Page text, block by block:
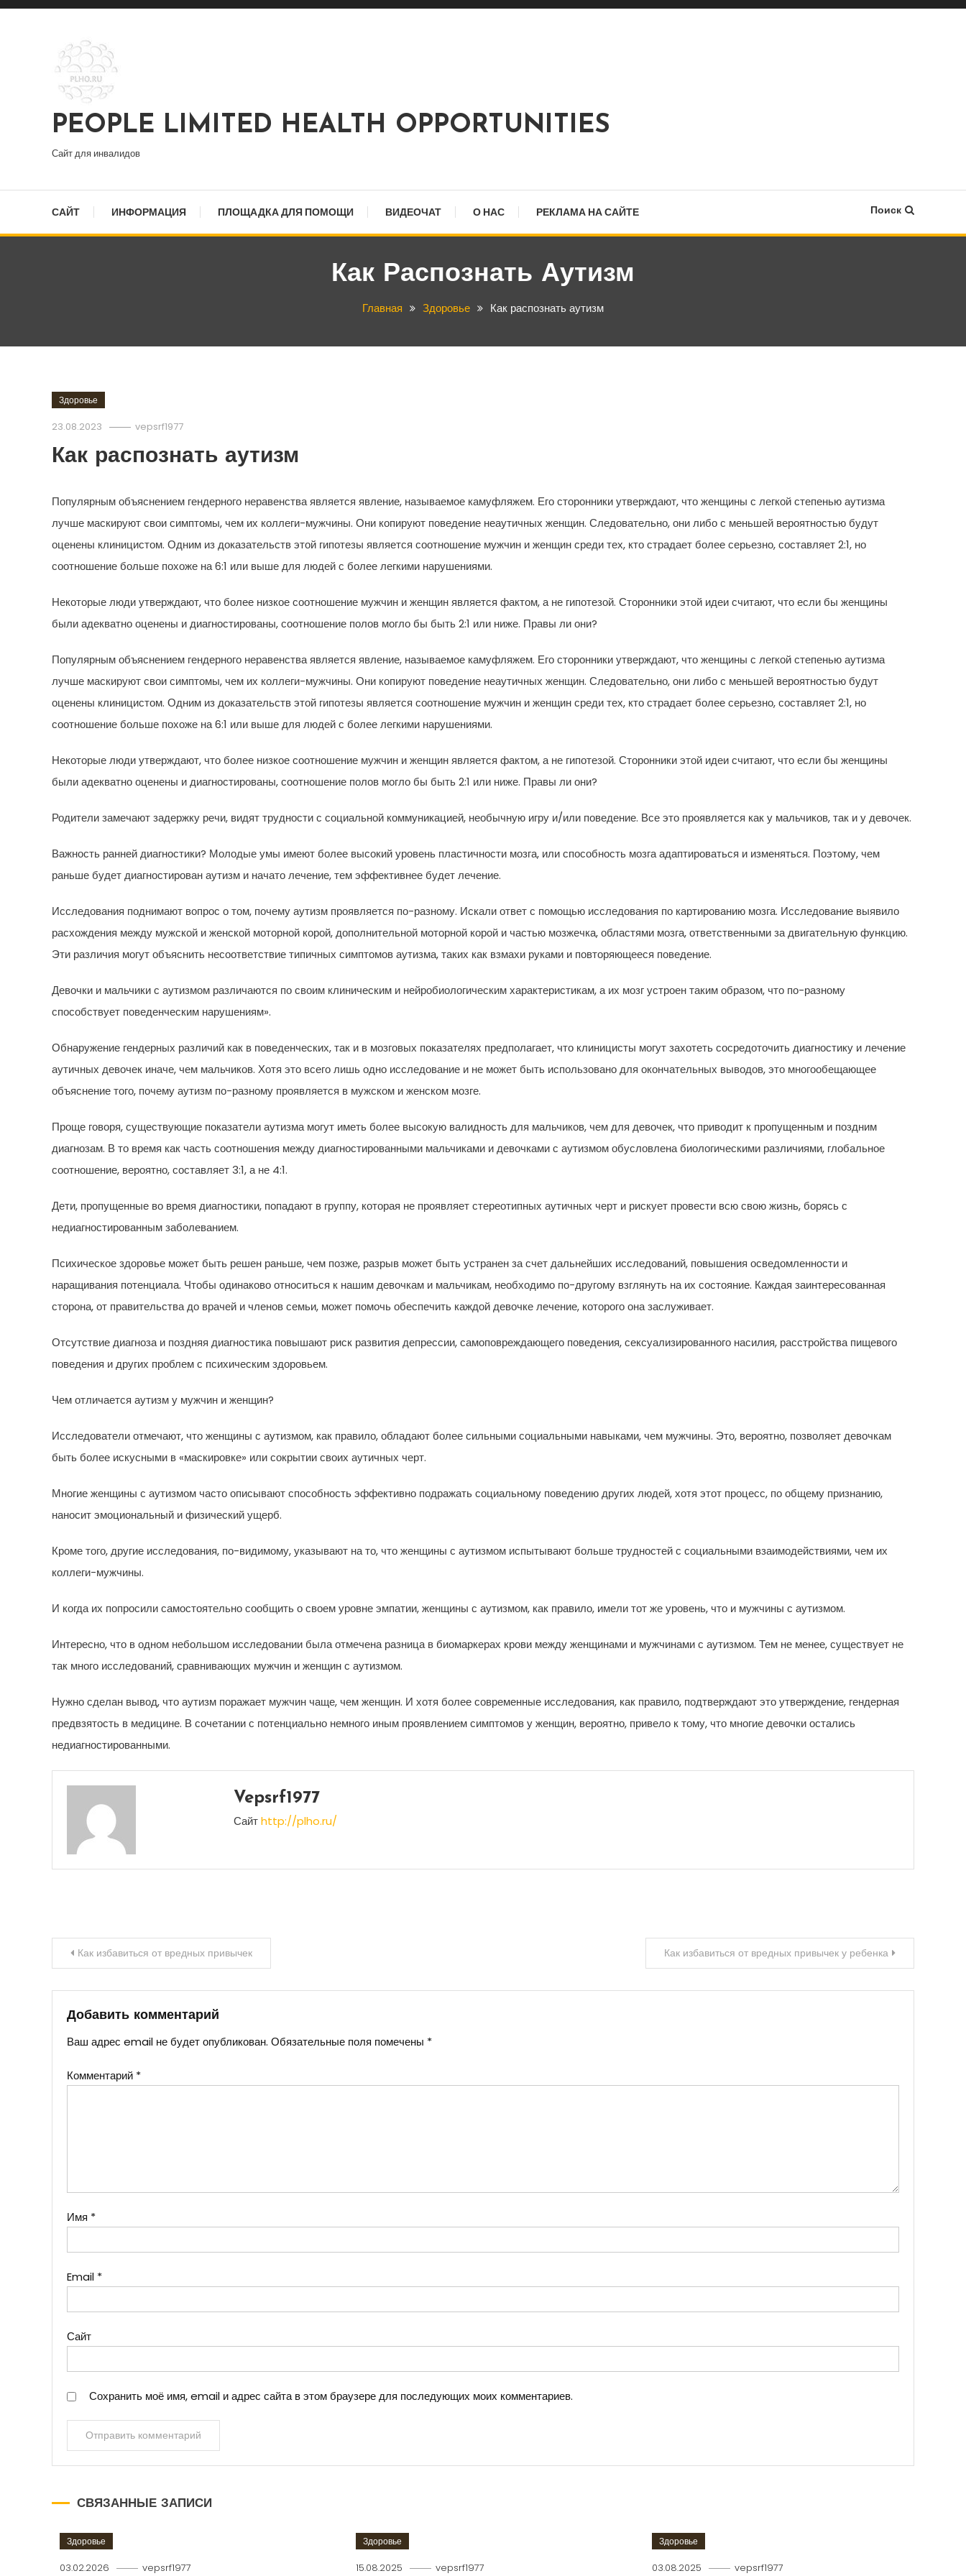
Перейти
содержимому
PEOPLE LIMITED HEALTH OPPORTUNITIES
Сайт для инвалидов
САЙТ ИНФОРМАЦИЯ ПЛОЩАДКА ДЛЯ ПОМОЩИ ВИДЕОЧАТ О НАС РЕКЛАМА НА САЙТЕ Поиск
Как Распознать Аутизм
Главная Здоровье Как распознать аутизм
Здоровье
23.08.2023 vepsrf1977
Как распознать аутизм
Популярным объяснением гендерного неравенства является явление, называемое камуфляжем. Его сторонники утверждают, что женщины с легкой степенью аутизма
лучше маскируют свои симптомы, чем их коллеги-мужчины. Они копируют поведение неаутичных женщин. Следовательно, они либо с меньшей вероятностью будут
оценены клиницистом. Одним из доказательств этой гипотезы является соотношение мужчин и женщин среди тех, кто страдает более серьезно, составляет 2:1, но
соотношение больше похоже на 6:1 или выше для людей с более легкими нарушениями.
Некоторые люди утверждают, что более низкое соотношение мужчин и женщин является фактом, а не гипотезой. Сторонники этой идеи считают, что если бы женщины
были адекватно оценены и диагностированы, соотношение полов могло бы быть 2:1 или ниже. Правы ли они?
Популярным объяснением гендерного неравенства является явление, называемое камуфляжем. Его сторонники утверждают, что женщины с легкой степенью аутизма
лучше маскируют свои симптомы, чем их коллеги-мужчины. Они копируют поведение неаутичных женщин. Следовательно, они либо с меньшей вероятностью будут
оценены клиницистом. Одним из доказательств этой гипотезы является соотношение мужчин и женщин среди тех, кто страдает более серьезно, составляет 2:1, но
соотношение больше похоже на 6:1 или выше для людей с более легкими нарушениями.
Некоторые люди утверждают, что более низкое соотношение мужчин и женщин является фактом, а не гипотезой. Сторонники этой идеи считают, что если бы женщины
были адекватно оценены и диагностированы, соотношение полов могло бы быть 2:1 или ниже. Правы ли они?
Родители замечают задержку речи, видят трудности с социальной коммуникацией, необычную игру и/или поведение. Все это проявляется как у мальчиков, так и у девочек.
Важность ранней диагностики? Молодые умы имеют более высокий уровень пластичности мозга, или способность мозга адаптироваться и изменяться. Поэтому, чем
раньше будет диагностирован аутизм и начато лечение, тем эффективнее будет лечение.
Исследования поднимают вопрос о том, почему аутизм проявляется по-разному. Искали ответ с помощью исследования по картированию мозга. Исследование выявило
расхождения между мужской и женской моторной корой, дополнительной моторной корой и частью мозжечка, областями мозга, ответственными за двигательную функцию.
Эти различия могут объяснить несоответствие типичных симптомов аутизма, таких как взмахи руками и повторяющееся поведение.
Девочки и мальчики с аутизмом различаются по своим клиническим и нейробиологическим характеристикам, а их мозг устроен таким образом, что по-разному
способствует поведенческим нарушениям».
Обнаружение гендерных различий как в поведенческих, так и в мозговых показателях предполагает, что клиницисты могут захотеть сосредоточить диагностику и лечение
аутичных девочек иначе, чем мальчиков. Хотя это всего лишь одно исследование и не может быть использовано для окончательных выводов, это многообещающее
объяснение того, почему аутизм по-разному проявляется в мужском и женском мозге.
Проще говоря, существующие показатели аутизма могут иметь более высокую валидность для мальчиков, чем для девочек, что приводит к пропущенным и поздним
диагнозам. В то время как часть соотношения между диагностированными мальчиками и девочками с аутизмом обусловлена биологическими различиями, глобальное
соотношение, вероятно, составляет 3:1, а не 4:1.
Дети, пропущенные во время диагностики, попадают в группу, которая не проявляет стереотипных аутичных черт и рискует провести всю свою жизнь, борясь с
недиагностированным заболеванием.
Психическое здоровье может быть решен раньше, чем позже, разрыв может быть устранен за счет дальнейших исследований, повышения осведомленности и
наращивания потенциала. Чтобы одинаково относиться к нашим девочкам и мальчикам, необходимо по-другому взглянуть на их состояние. Каждая заинтересованная
сторона, от правительства до врачей и членов семьи, может помочь обеспечить каждой девочке лечение, которого она заслуживает.
Отсутствие диагноза и поздняя диагностика повышают риск развития депрессии, самоповреждающего поведения, сексуализированного насилия, расстройства пищевого
поведения и других проблем с психическим здоровьем.
Чем отличается аутизм у мужчин и женщин?
Исследователи отмечают, что женщины с аутизмом, как правило, обладают более сильными социальными навыками, чем мужчины. Это, вероятно, позволяет девочкам
быть более искусными в «маскировке» или сокрытии своих аутичных черт.
Многие женщины с аутизмом часто описывают способность эффективно подражать социальному поведению других людей, хотя этот процесс, по общему признанию,
наносит эмоциональный и физический ущерб.
Кроме того, другие исследования, по-видимому, указывают на то, что женщины с аутизмом испытывают больше трудностей с социальными взаимодействиями, чем их
коллеги-мужчины.
И когда их попросили самостоятельно сообщить о своем уровне эмпатии, женщины с аутизмом, как правило, имели тот же уровень, что и мужчины с аутизмом.
Интересно, что в одном небольшом исследовании была отмечена разница в биомаркерах крови между женщинами и мужчинами с аутизмом. Тем не менее, существует не
так много исследований, сравнивающих мужчин и женщин с аутизмом.
Нужно сделан вывод, что аутизм поражает мужчин чаще, чем женщин. И хотя более современные исследования, как правило, подтверждают это утверждение, гендерная
предвзятость в медицине. В сочетании с потенциально немного иным проявлением симптомов у женщин, вероятно, привело к тому, что многие девочки остались
недиагностированными.
Vepsrf1977
Сайт http://plho.ru/
Навигация
по
записям
Как избавиться от вредных привычек Как избавиться от вредных привычек у ребенка
Добавить комментарий
Ваш адрес email не будет опубликован. Обязательные поля помечены *
Комментарий *
Имя *
Email *
Сайт
Сохранить моё имя, email и адрес сайта в этом браузере для последующих моих комментариев.
СВЯЗАННЫЕ ЗАПИСИ
Здоровье
03.02.2026 vepsrf1977
Здоровье
15.08.2025 vepsrf1977
Здоровье
03.08.2025 vepsrf1977